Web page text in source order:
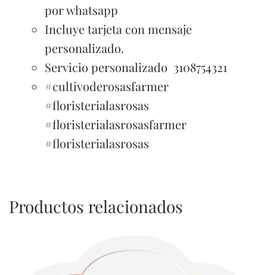
por whatsapp
Incluye tarjeta con mensaje
personalizado.
Servicio personalizado 3108754321
#cultivoderosasfarmer
#floristerialasrosas
#floristerialasrosasfarmer
#floristerialasrosas
Productos relacionados